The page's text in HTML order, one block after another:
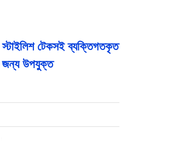
স্টাইলিশ টেকসই ব্যক্তিগতকৃত
জন্য উপযুক্ত